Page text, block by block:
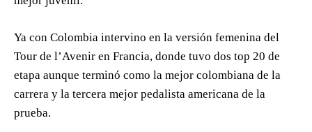
Ya con Colombia intervino en la versión femenina del
Tour de l’Avenir en Francia, donde tuvo dos top 20 de
etapa aunque terminó como la mejor colombiana de la
carrera y la tercera mejor pedalista americana de la
prueba.